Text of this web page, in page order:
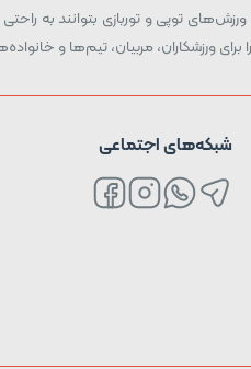
توپی و توربازی بتوانند به
ورزشکاران، مربیان، تیم‌ها و
شبکه‌های اجتماعی